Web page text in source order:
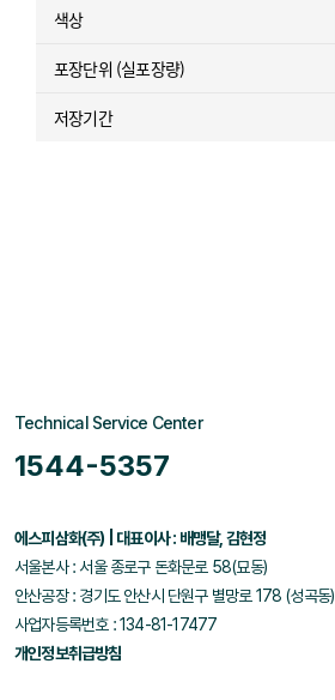
색상
포장단위 (실포장량)
저장기간
Technical Service Center
1544-5357
에스피삼화(주) | 대표이사 : 배맹달, 김현정
서울본사 : 서울 종로구 돈화문로 58(묘동)
안산공장 : 경기도 안산시 단원구 별망로 178 (성곡동)
사업자등록번호 : 134-81-17477
개인정보취급방침